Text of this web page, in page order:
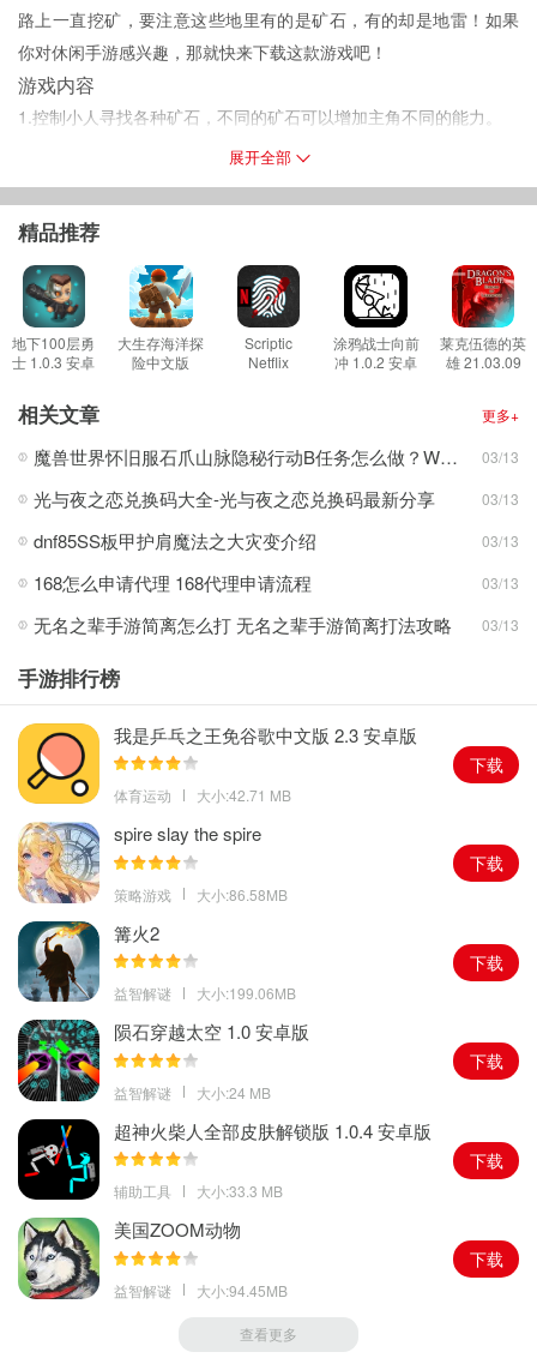
路上一直挖矿，要注意这些地里有的是矿石，有的却是地雷！如果
你对休闲手游感兴趣，那就快来下载这款游戏吧！
游戏内容
1.控制小人寻找各种矿石，不同的矿石可以增加主角不同的能力。
2.体验最欢乐的挖矿游戏，不用有任何心里压力，单纯的挖，纯粹的
3.更加多样的道具设计，不同道具有着不同的功能，有的道具还可以
直接显示所有矿石。
游戏特色
1.游戏画面非常的简洁清新，看起来非常舒服。
2.游戏的玩法非常简单，只用点击屏幕就可以直接挖矿，但是要注意
地板的颜色，那意味着下面可能是地雷。
3.你需要根据地板的颜色不同，判断下面是矿石还是地雷，如果挖到
游戏评价
小编在玩这款游戏的时候觉得这款游戏虽然看起来简单，但是想要
玩好却并不容易，因为后面的关卡中的地雷非常的多，而且逐渐没
有了规律，当然这也可能是小编还没找出来规律，你不妨试试看你
展开全部
精品推荐
地下100层勇
士 1.0.3 安卓
大生存海洋探
险中文版
Scriptic
Netflix
涂鸦战士向前
冲 1.0.2 安卓
莱克伍德的英
雄 21.03.09
相关文章 更多+
魔兽世界怀旧服石爪山脉隐秘行动B任务怎么做？WOW怀旧服风险投资公司函件在哪儿？ 03/13
光与夜之恋兑换码大全-光与夜之恋兑换码最新分享 03/13
dnf85SS板甲护肩魔法之大灾变介绍 03/13
168怎么申请代理 168代理申请流程 03/13
无名之辈手游简离怎么打 无名之辈手游简离打法攻略 03/13
手游排行榜
我是乒乓之王免谷歌中文版 2.3 安卓版
体育运动 大小:42.71 MB
下载
spire slay the spire
策略游戏 大小:86.58MB
下载
篝火2
益智解谜 大小:199.06MB
下载
陨石穿越太空 1.0 安卓版
益智解谜 大小:24 MB
下载
超神火柴人全部皮肤解锁版 1.0.4 安卓版
辅助工具 大小:33.3 MB
下载
美国ZOOM动物
益智解谜 大小:94.45MB
下载
查看更多